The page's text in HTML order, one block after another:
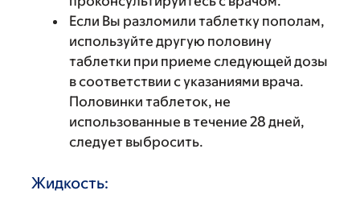
Если Вы разломили таблетку пополам,
используйте другую половину
таблетки при приеме следующей дозы
в соответствии с указаниями врача.
Половинки таблеток, не
использованные в течение 28 дней,
следует выбросить.
Жидкость: